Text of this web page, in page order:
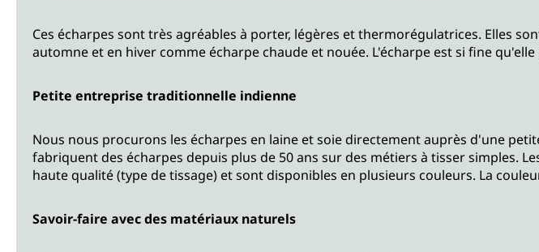
Ces écharpes sont très agréables à porter, légères et thermorégulatrices. Elles
automne et en hiver comme écharpe chaude et nouée. L'écharpe est si fine
Petite entreprise traditionnelle indienne
Nous nous procurons les écharpes en laine et soie directement auprès d'une
fabriquent des écharpes depuis plus de 50 ans sur des métiers à tisser simples.
haute qualité (type de tissage) et sont disponibles en plusieurs couleurs. La
Savoir-faire avec des matériaux naturels